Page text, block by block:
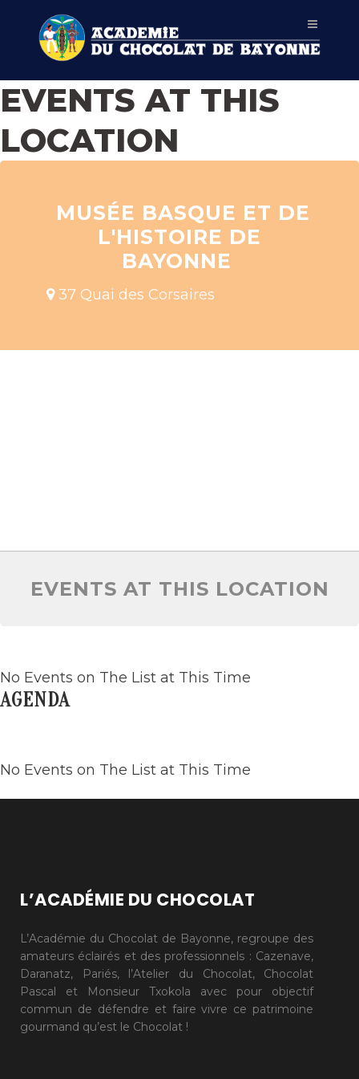
EVENTS AT THIS
LOCATION
MUSÉE BASQUE ET DE
L'HISTOIRE DE
BAYONNE
37 Quai des Corsaires
EVENTS AT THIS LOCATION
No Events on The List at This Time
AGENDA
No Events on The List at This Time
L’ACADÉMIE DU CHOCOLAT
L’Académie du Chocolat de Bayonne, regroupe des
amateurs éclairés et des professionnels : Cazenave,
Daranatz, Pariés, l’Atelier du Chocolat, Chocolat
Pascal et Monsieur Txokola avec pour objectif
commun de défendre et faire vivre ce patrimoine
gourmand qu’est le Chocolat !